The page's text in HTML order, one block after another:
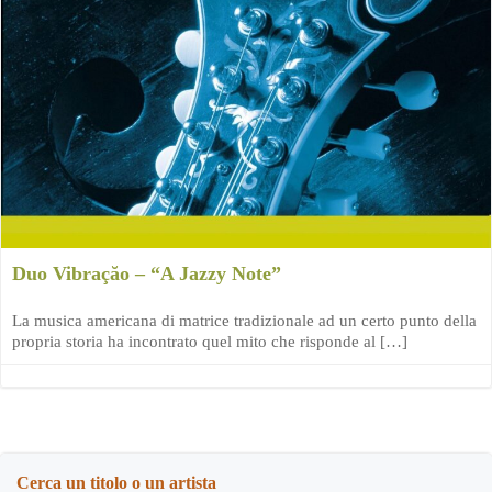
Duo Vibraçăo – “A Jazzy Note”
La musica americana di matrice tradizionale ad un certo punto della
propria storia ha incontrato quel mito che risponde al […]
Cerca un titolo o un artista